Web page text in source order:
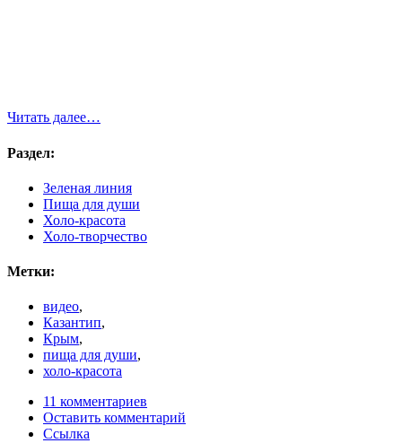
Читать далее…
Раздел:
Зеленая линия
Пища для души
Холо-красота
Холо-творчество
Метки:
видео,
Казантип,
Крым,
пища для души,
холо-красота
11 комментариев
Оставить комментарий
Ссылка